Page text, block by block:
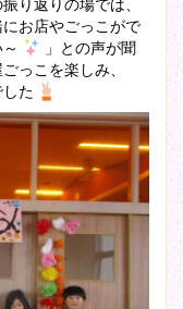
お店やごっこがで
」との声が聞
っこを楽しみ、
た